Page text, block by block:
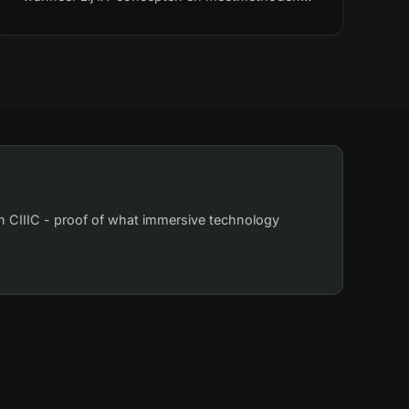
de ontwikkelingen in het IX-veld. Voor Zuyd
CIIIC - proof of what immersive technology